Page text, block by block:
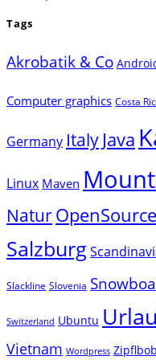
Tags
Akrobatik & Co
Computer graphics Costa
Germany Italy Java
Linux Maven
NaturOpenSource
Salzburg
Slackline Slovenia
Switzerland Ubuntu
Vietnam Wordpress Zipflbob